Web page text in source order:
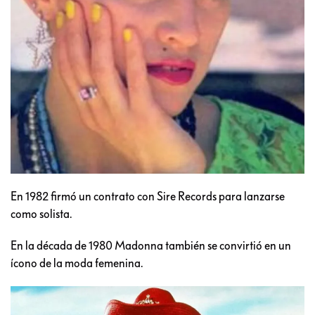
En 1982 firmó un contrato con Sire Records para lanzarse
como solista.
En la década de 1980 Madonna también se convirtió en un
ícono de la moda femenina.